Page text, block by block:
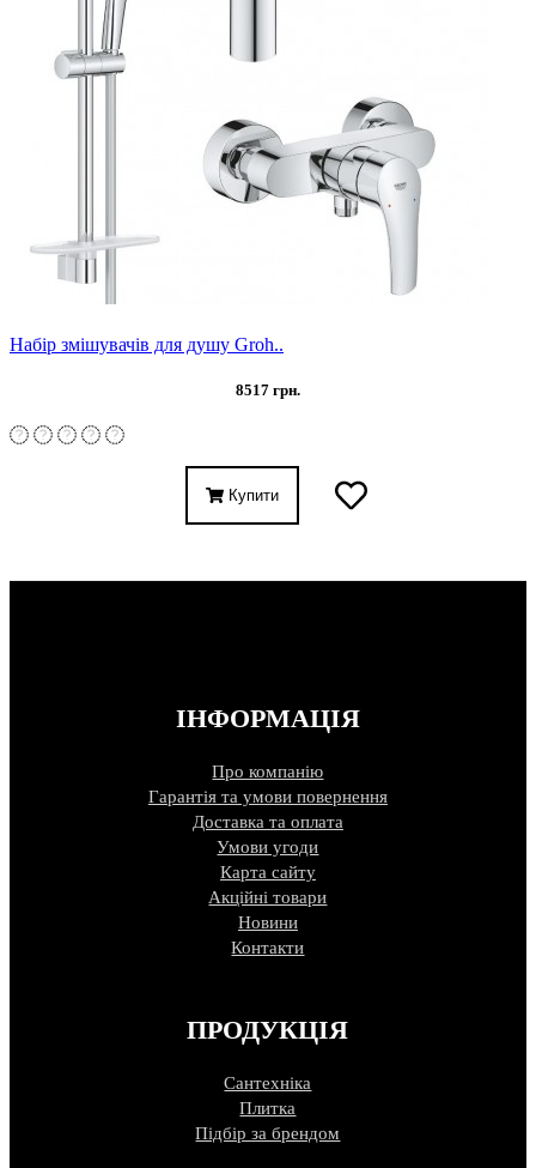
Набір змішувачів для душу Groh..
8517 грн.
Купити
ІНФОРМАЦІЯ
Про компанію
Гарантія та умови повернення
Доставка та оплата
Умови угоди
Карта сайту
Акційні товари
Новини
Контакти
ПРОДУКЦІЯ
Сантехніка
Плитка
Підбір за брендом